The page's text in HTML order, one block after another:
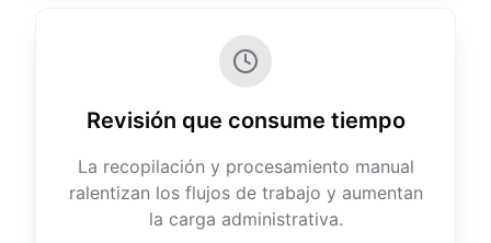
Revisión que consume tiempo
La recopilación y procesamiento manual
ralentizan los flujos de trabajo y aumentan
la carga administrativa.